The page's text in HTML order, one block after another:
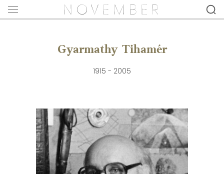
Gyarmathy Tihamér
1915 - 2005